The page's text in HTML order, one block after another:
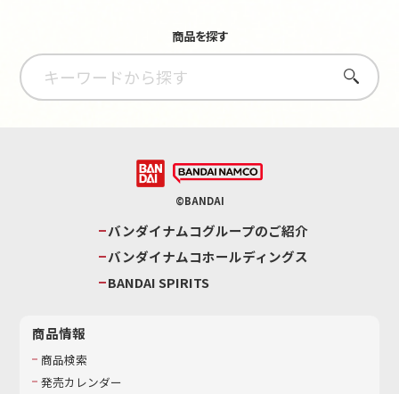
商品を探す
さがす
©BANDAI
バンダイナムコグループのご紹介
バンダイナムコホールディングス
BANDAI SPIRITS
商品情報
商品検索
発売カレンダー